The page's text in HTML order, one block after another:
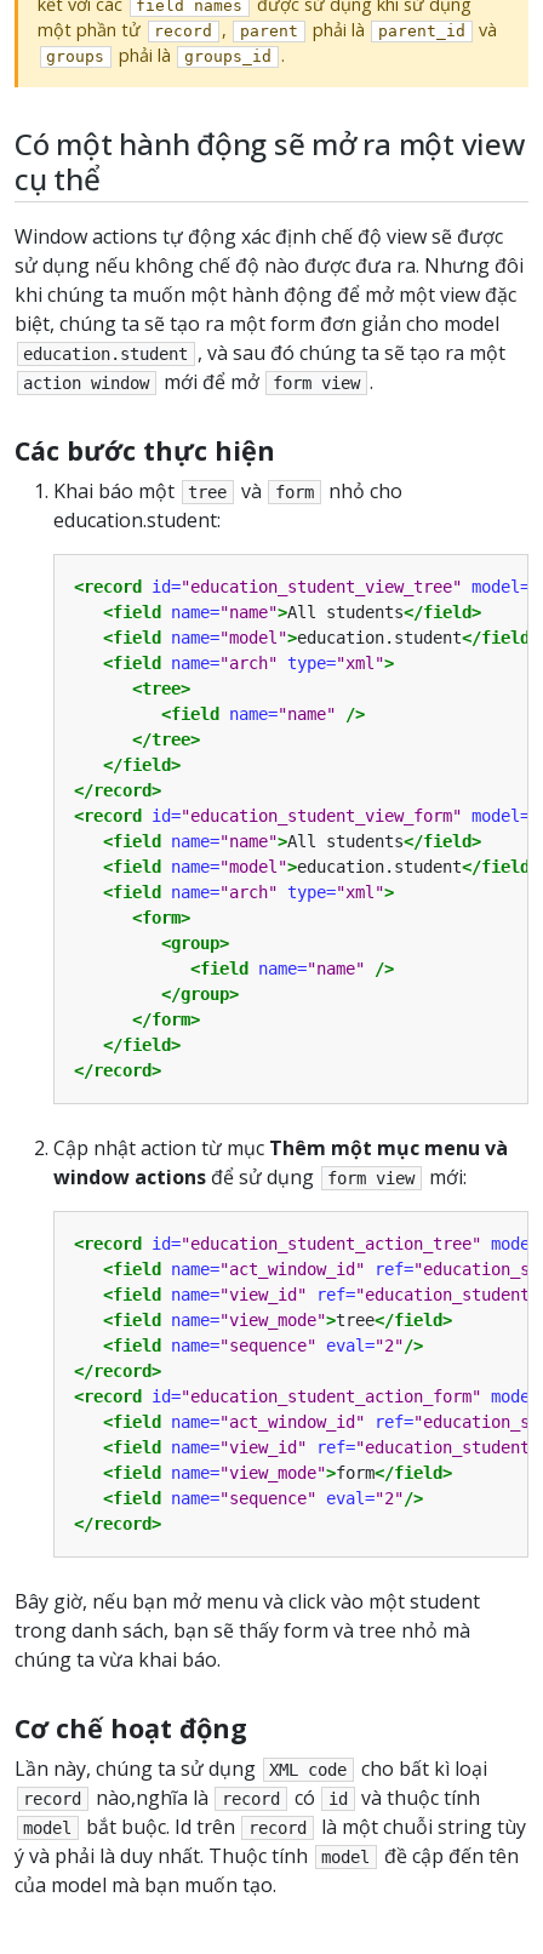
field names
một phần tử
record , parent phải là parent_id và
groups phải là groups_id .
Có một hành động sẽ mở ra một view
cụ thể
Window actions tự động xác định chế độ view sẽ được
sử dụng nếu không chế độ nào được đưa ra. Nhưng đôi
khi chúng ta muốn một hành động để mở một view đặc
biệt, chúng ta sẽ tạo ra một form đơn giản cho model
education.student , và sau đó chúng ta sẽ tạo ra một
action window mới để mở form view .
Các bước thực hiện
Khai báo một tree và form
nhỏ cho
education.student:
<record id="education_student_view_tree" model=
<field
name="name">All students</field>
<field
name="model">education.student</field>
<field
name="arch" type="xml">
<tree>
<field
name="name"
/>
</tree>
</field>
</record>
<record
id="education_student_view_form" model=
<field
name="name">All students</field>
<field
name="model">education.student</field>
<field
name="arch" type="xml">
<form>
<group>
<field
name="name"
/>
</group>
</form>
</field>
</record>
Cập nhật action từ mục Thêm một mục menu và
window actions để sử dụng form view mới:
<record id="education_student_action_tree"
<field
name="act_window_id" ref=
<field
name="view_id" ref=
<field
name="view_mode">tree</field>
<field
name="sequence" eval="2"/>
</record>
<record
id="education_student_action_form"
<field
name="act_window_id" ref=
<field
name="view_id" ref=
<field
name="view_mode">form</field>
<field
name="sequence" eval="2"/>
</record>
Bây giờ, nếu bạn mở menu và click vào một student
trong danh sách, bạn sẽ thấy form và tree nhỏ mà
chúng ta vừa khai báo.
Cơ chế hoạt động
Lần này, chúng ta sử dụng XML code cho bất kì loại
record nào,nghĩa là record có id và thuộc tính
model bắt buộc. Id trên record
là một chuỗi string tùy
ý và phải là duy nhất. Thuộc tính
model
đề cập đến tên
của model mà bạn muốn tạo.